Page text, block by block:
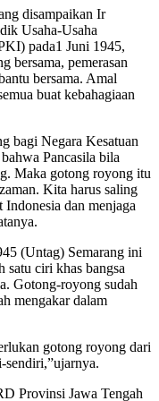
disampaikan Ir
Usaha-Usaha
pada1 Juni 1945,
bersama, pemerasan
bersama. Amal
buat kebahagiaan
bagi Negara Kesatuan
Pancasila bila
Maka gotong royong itu
Kita harus saling
Indonesia dan menjaga
(Untag) Semarang ini
satu ciri khas bangsa
Gotong-royong sudah
mengakar dalam
gotong royong dari
sendiri,”ujarnya.
Provinsi Jawa Tengah